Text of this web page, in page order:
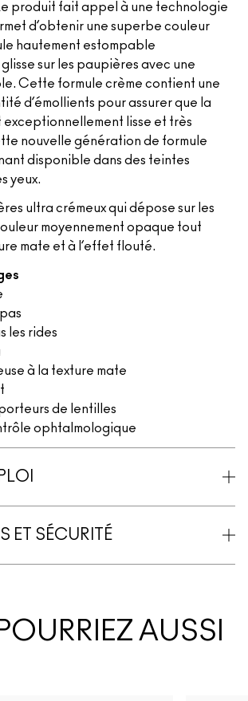
produit fait appel à une technologie
d’obtenir une superbe couleur
hautement estompable
sur les paupières avec une
Cette formule crème contient une
d’émollients pour assurer que la
exceptionnellement lisse et très
nouvelle génération de formule
disponible dans des teintes
yeux.
ultra crémeux qui dépose sur les
moyennement opaque tout
mate et à l’effet flouté.
les rides
à la texture mate
de lentilles
ophtalmologique
ET SÉCURITÉ
AUSSI